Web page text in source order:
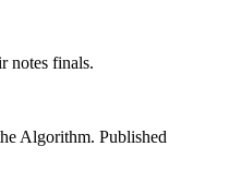
notes finals.
Algorithm. Published